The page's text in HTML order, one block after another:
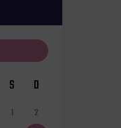
S D
1
2